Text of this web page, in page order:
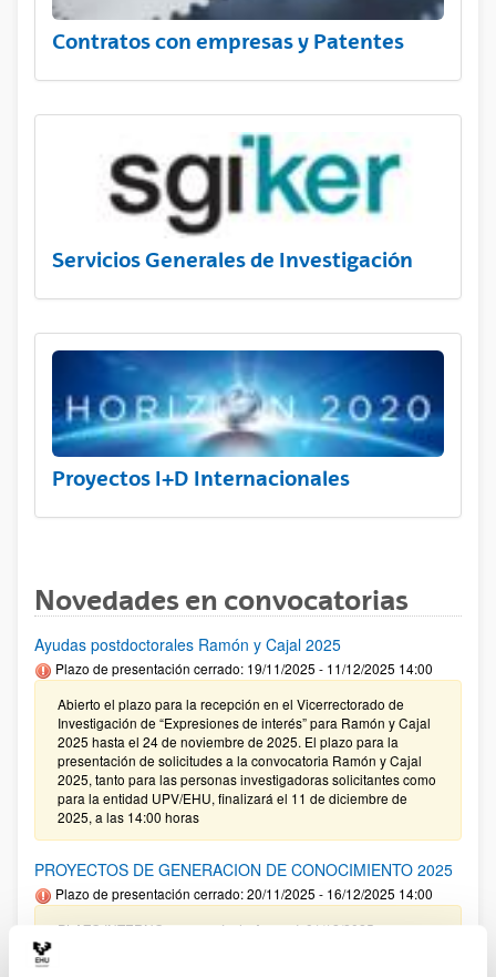
Contratos con empresas y Patentes
Servicios Generales de Investigación
Proyectos I+D Internacionales
Novedades en convocatorias
Ayudas postdoctorales Ramón y Cajal 2025
Plazo de presentación cerrado: 19/11/2025 - 11/12/2025 14:00
Abierto el plazo para la recepción en el Vicerrectorado de
Investigación de “Expresiones de interés” para Ramón y Cajal
2025 hasta el 24 de noviembre de 2025. El plazo para la
presentación de solicitudes a la convocatoria Ramón y Cajal
2025, tanto para las personas investigadoras solicitantes como
para la entidad UPV/EHU, finalizará el 11 de diciembre de
2025, a las 14:00 horas
PROYECTOS DE GENERACION DE CONOCIMIENTO 2025
Plazo de presentación cerrado: 20/11/2025 - 16/12/2025 14:00
PLAZO INTERNO para envío de Anexo I: 01/12/2025